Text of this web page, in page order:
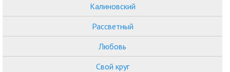
Калиновский
Рассветный
Любовь
Свой круг